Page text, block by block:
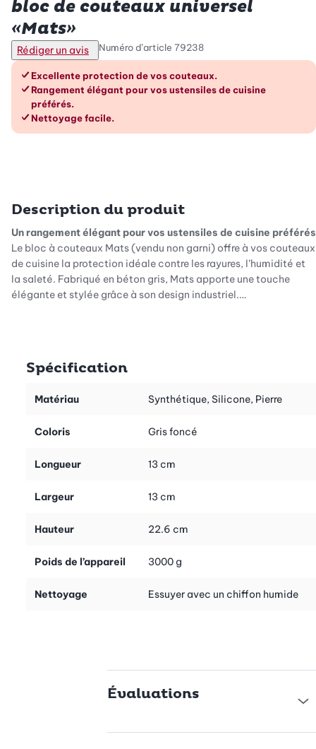
bloc de couteaux universel
«Mats»
Rédiger un avis Numéro d’article 79238
Les avantages en un coup d’œil
Excellente protection de vos couteaux.
Rangement élégant pour vos ustensiles de cuisine
préférés.
Nettoyage facile.
Description du produit
Un rangement élégant pour vos ustensiles de cuisine préférés
Le bloc à couteaux Mats (vendu non garni) offre à vos couteaux
de cuisine la protection idéale contre les rayures, l’humidité et
la saleté. Fabriqué en béton gris, Mats apporte une touche
élégante et stylée grâce à son design industriel.
les aurez toujours à portée de main. Pratique!
Une excellente protection pour vos couteaux
les odeurs et protègent les couteaux. Ils enveloppent et
l’éclat seront ainsi préservés.
ranger vos couteaux et vos ustensiles de cuisine.
Nettoyage facile
suffit de retirer les poils. Cet insert se lave à l’eau et quelques
Spécification
Matériau Synthétique, Silicone, Pierre
Coloris Gris foncé
Longueur 13 cm
Largeur 13 cm
Hauteur 22.6 cm
Poids de l’appareil 3000 g
Nettoyage Essuyer avec un chiffon humide
Évaluations